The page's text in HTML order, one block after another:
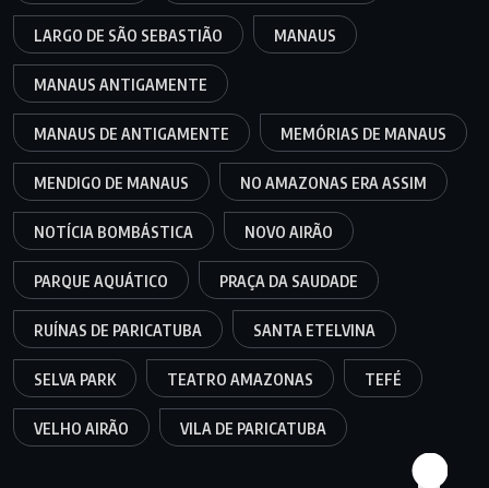
LARGO DE SÃO SEBASTIÃO MANAUS
MANAUS ANTIGAMENTE
MANAUS DE ANTIGAMENTE MEMÓRIAS DE MANAUS
MENDIGO DE MANAUS NO AMAZONAS ERA ASSIM
NOTÍCIA BOMBÁSTICA NOVO AIRÃO
PARQUE AQUÁTICO PRAÇA DA SAUDADE
RUÍNAS DE PARICATUBA SANTA ETELVINA
SELVA PARK TEATRO AMAZONAS TEFÉ
VELHO AIRÃO VILA DE PARICATUBA